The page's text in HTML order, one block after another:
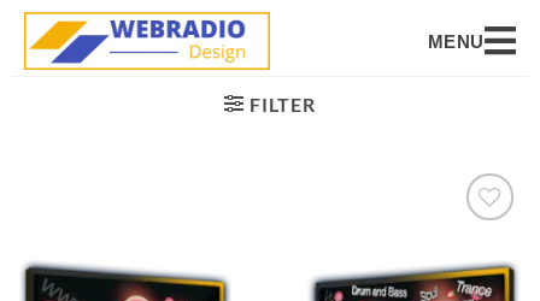
MENU
FILTER
Wunschliste
setzen